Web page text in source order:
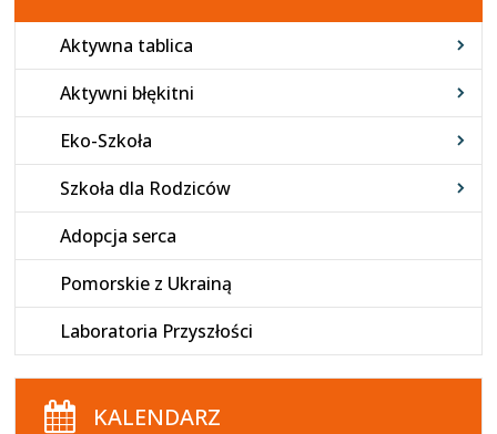
Aktywna tablica
Aktywni błękitni
Eko-Szkoła
Szkoła dla Rodziców
Adopcja serca
Pomorskie z Ukrainą
Laboratoria Przyszłości
KALENDARZ